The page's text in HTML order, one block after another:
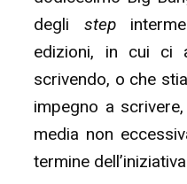
degli step
edizioni, in cui ci
scrivendo, o che
impegno a
media non
termine